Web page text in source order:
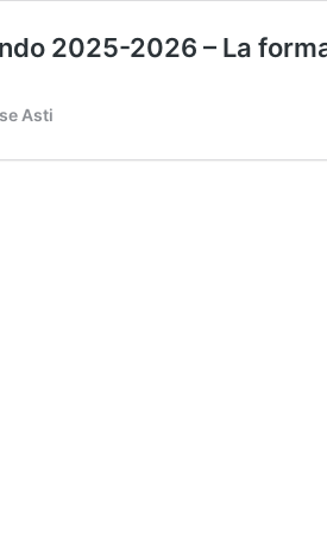
2025-2026 – La
Asti